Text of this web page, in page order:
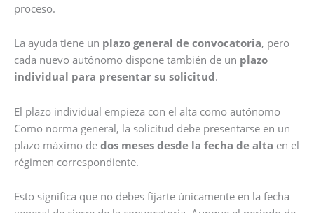
proceso.
La ayuda tiene un plazo general de convocatoria, pero
cada nuevo autónomo dispone también de un plazo
individual para presentar su solicitud.
El plazo individual empieza con el alta como autónomo
Como norma general, la solicitud debe presentarse en un
plazo máximo de dos meses desde la fecha de alta en el
régimen correspondiente.
Esto significa que no debes fijarte únicamente en la fecha